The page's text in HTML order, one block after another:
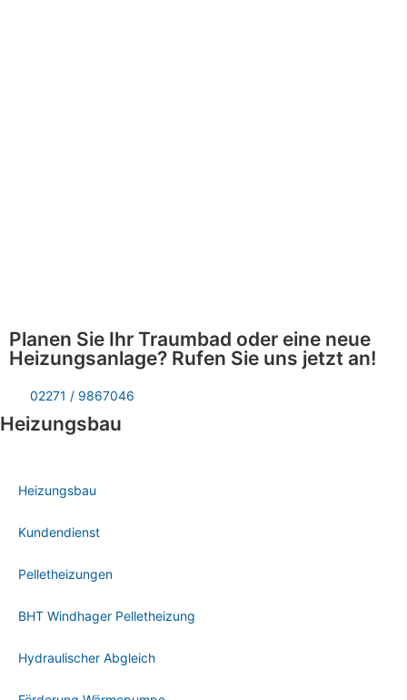
Planen Sie Ihr Traumbad oder eine neue
Heizungsanlage? Rufen Sie uns jetzt an!
02271 / 9867046
Heizungsbau
Heizungsbau
Kundendienst
Pelletheizungen
BHT Windhager Pelletheizung
Hydraulischer Abgleich